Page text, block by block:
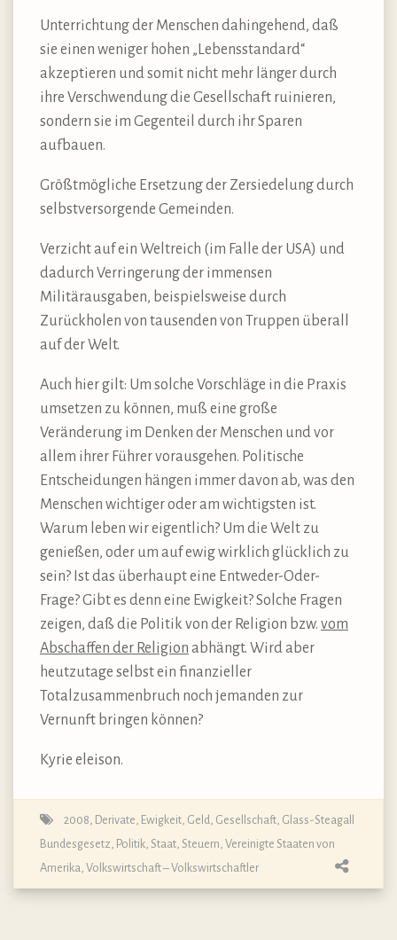
Unterrichtung der Menschen dahingehend, daß
sie einen weniger hohen „Lebensstandard“
akzeptieren und somit nicht mehr länger durch
ihre Verschwendung die Gesellschaft ruinieren,
sondern sie im Gegenteil durch ihr Sparen
aufbauen.
Größtmögliche Ersetzung der Zersiedelung durch
selbstversorgende Gemeinden.
Verzicht auf ein Weltreich (im Falle der USA) und
dadurch Verringerung der immensen
Militärausgaben, beispielsweise durch
Zurückholen von tausenden von Truppen überall
auf der Welt.
Auch hier gilt: Um solche Vorschläge in die Praxis
umsetzen zu können, muß eine große
Veränderung im Denken der Menschen und vor
allem ihrer Führer vorausgehen. Politische
Entscheidungen hängen immer davon ab, was den
Menschen wichtiger oder am wichtigsten ist.
Warum leben wir eigentlich? Um die Welt zu
genießen, oder um auf ewig wirklich glücklich zu
sein? Ist das überhaupt eine Entweder-Oder-
Frage? Gibt es denn eine Ewigkeit? Solche Fragen
zeigen, daß die Politik von der Religion bzw. vom
Abschaffen der Religion abhängt. Wird aber
heutzutage selbst ein finanzieller
Totalzusammenbruch noch jemanden zur
Vernunft bringen können?
Kyrie eleison.
2008 Derivate Ewigkeit Geld Gesellschaft Glass-Steagall
Bundesgesetz Politik Staat Steuern Vereinigte Staaten von
Amerika Volkswirtschaft – Volkswirtschaftler